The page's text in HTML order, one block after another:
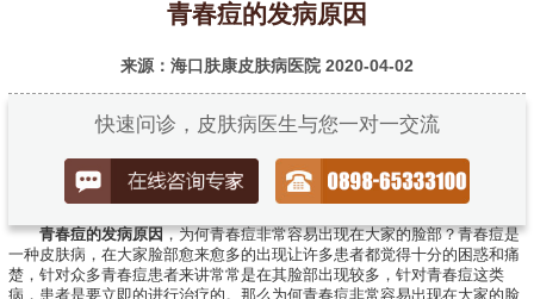
青春痘的发病原因
来源：海口肤康皮肤病医院 2020-04-02
快速问诊，皮肤病医生与您一对一交流
青春痘的发病原因，为何青春痘非常容易出现在大家的脸部？青春痘是
一种皮肤病，在大家脸部愈来愈多的出现让许多患者都觉得十分的困惑和痛
楚，针对众多青春痘患者来讲常常是在其脸部出现较多，针对青春痘这类
病，患者是要立即的进行治疗的。那么为何青春痘非常容易出现在大家的脸